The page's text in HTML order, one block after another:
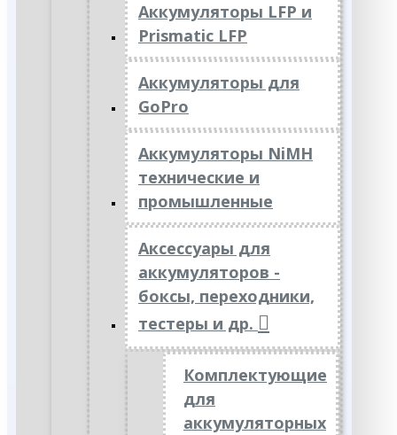
Аккумуляторы LFP и
Prismatic LFP
Аккумуляторы для
GoPro
Аккумуляторы NiMH
технические и
промышленные
Аксессуары для
аккумуляторов -
боксы, переходники,
тестеры и др.
Комплектующие
для
аккумуляторных